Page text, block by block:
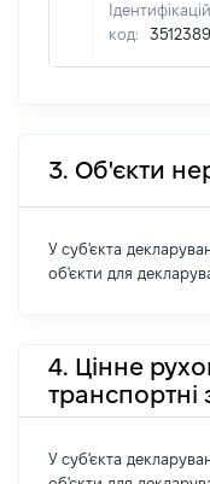
код:
3. Об'єкти
У суб'єкта
об'єкти для
4. Цінне
транспортні
У суб'єкта